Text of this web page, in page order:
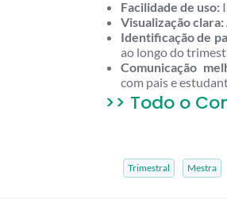
Facilidade de uso:
Visualização clara:
Identificação de
ao longo do
Comunicação
com pais e
>> Todo o
Trimestral Mestra